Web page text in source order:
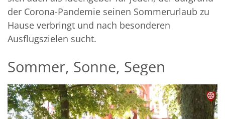
der Corona-Pandemie seinen Sommerurlaub zu
Hause verbringt und nach besonderen
Ausflugszielen sucht.
Sommer, Sonne, Segen